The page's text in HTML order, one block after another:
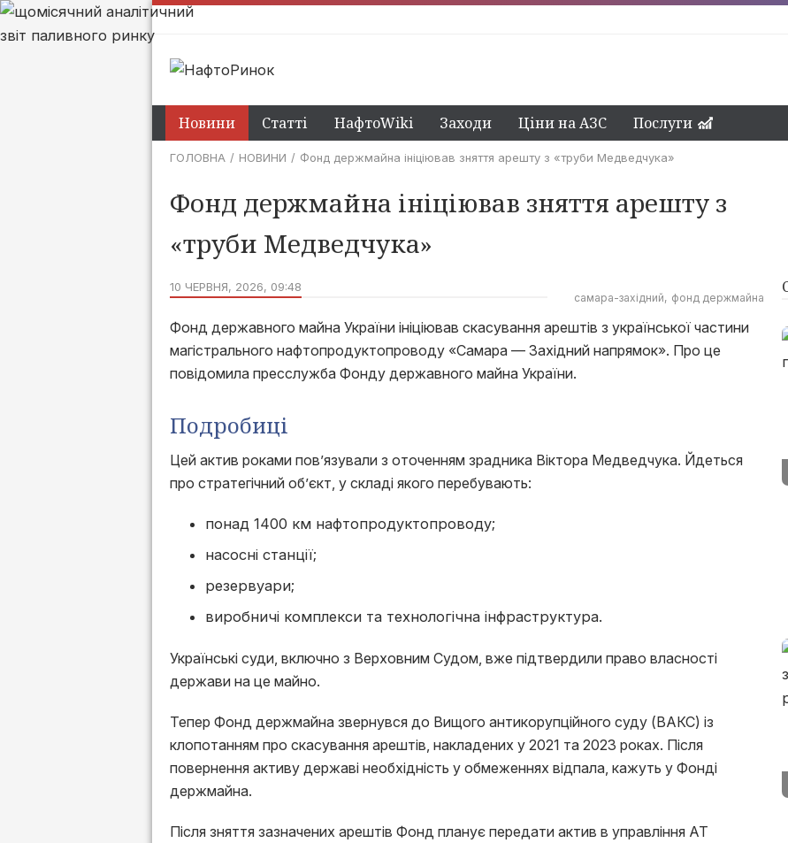
Новини Статті НафтоWiki Заходи Ціни на АЗС Послуги
ГОЛОВНА НОВИНИ Фонд держмайна ініціював зняття арешту з «труби Медведчука»
Фонд держмайна ініціював зняття арешту з
«труби Медведчука»
10 ЧЕРВНЯ, 2026, 09:48
самара-західний фонд держмайна
Фонд державного майна України ініціював скасування арештів з української частини
магістрального нафтопродуктопроводу «Самара — Західний напрямок». Про це
повідомила пресслужба Фонду державного майна України.
Подробиці
Цей актив роками пов’язували з оточенням зрадника Віктора Медведчука. Йдеться
про стратегічний об’єкт, у складі якого перебувають:
понад 1400 км нафтопродуктопроводу;
насосні станції;
резервуари;
виробничі комплекси та технологічна інфраструктура.
Українські суди, включно з Верховним Судом, вже підтвердили право власності
держави на це майно.
Тепер Фонд держмайна звернувся до Вищого антикорупційного суду (ВАКС) із
клопотанням про скасування арештів, накладених у 2021 та 2023 роках. Після
повернення активу державі необхідність у обмеженнях відпала, кажуть у Фонді
держмайна.
Після зняття зазначених арештів Фонд планує передати актив в управління АТ